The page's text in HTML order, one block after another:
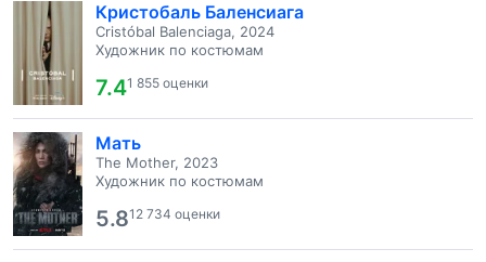
Кристобаль Баленсиага
Cristóbal Balenciaga, 2024
Художник по костюмам
7.41 855 оценки
Мать
The Mother, 2023
Художник по костюмам
5.812 734 оценки